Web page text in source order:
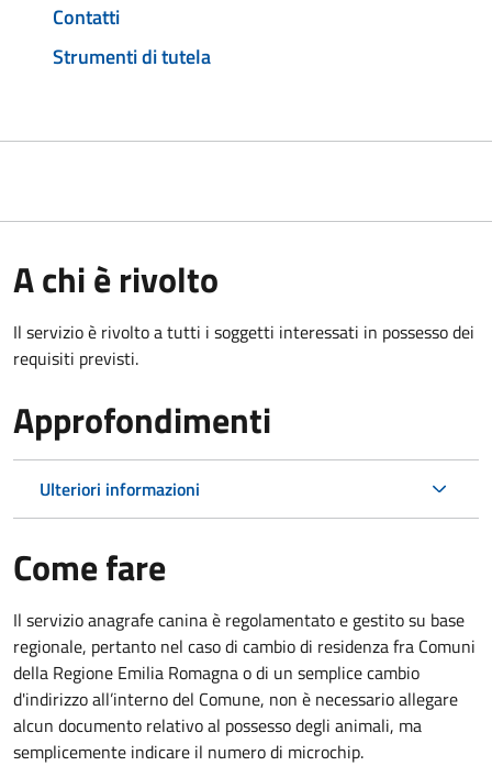
Contatti
Strumenti di tutela
A chi è rivolto
Il servizio è rivolto a tutti i soggetti interessati in possesso dei
requisiti previsti.
Approfondimenti
Ulteriori informazioni
Come fare
Il servizio anagrafe canina è regolamentato e gestito su base
regionale, pertanto nel caso di cambio di residenza fra Comuni
della Regione Emilia Romagna o di un semplice cambio
d'indirizzo all’interno del Comune, non è necessario allegare
alcun documento relativo al possesso degli animali, ma
semplicemente indicare il numero di microchip.